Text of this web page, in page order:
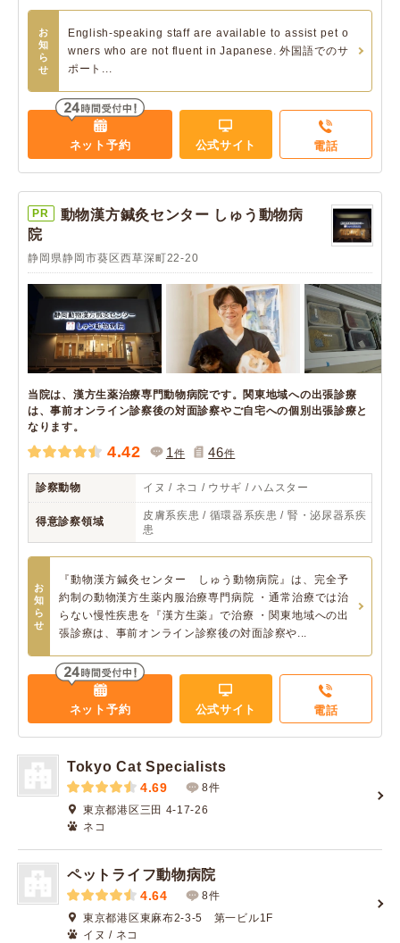
お
知
ら
せ
English-speaking staff are available to assist pet o
wners who are not fluent in Japanese. 外国語でのサ
ポート...
ネット予約 公式サイト 電話
PR
動物漢方鍼灸センター しゅう動物病
院
静岡県静岡市葵区西草深町22-20
当院は、漢方生薬治療専門動物病院です。関東地域への出張診療
は、事前オンライン診察後の対面診察やご自宅への個別出張診療と
なります。
4.42 1件 46件
診察動物 イヌ / ネコ / ウサギ / ハムスター
得意診察領域
皮膚系疾患 / 循環器系疾患 / 腎・泌尿器系疾
患
お
知
ら
せ
『動物漢方鍼灸センター しゅう動物病院』は、完全予
約制の動物漢方生薬内服治療専門病院 ・通常治療では治
らない慢性疾患を『漢方生薬』で治療 ・関東地域への出
張診療は、事前オンライン診察後の対面診察や...
ネット予約 公式サイト 電話
Tokyo Cat Specialists
4.69
8件
東京都港区三田 4-17-26
ネコ
ペットライフ動物病院
4.64
8件
東京都港区東麻布2-3-5 第一ビル1F
イヌ / ネコ